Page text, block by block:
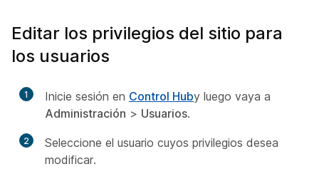
Editar los privilegios del sitio para
los usuarios
1 Inicie sesión en Control Huby luego vaya a
Administración > Usuarios.
2
Seleccione el usuario cuyos privilegios desea
modificar.